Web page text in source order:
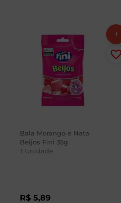
Bala Morango e Nata
Beijos Fini 35g
1 Unidade
R$ 5,89